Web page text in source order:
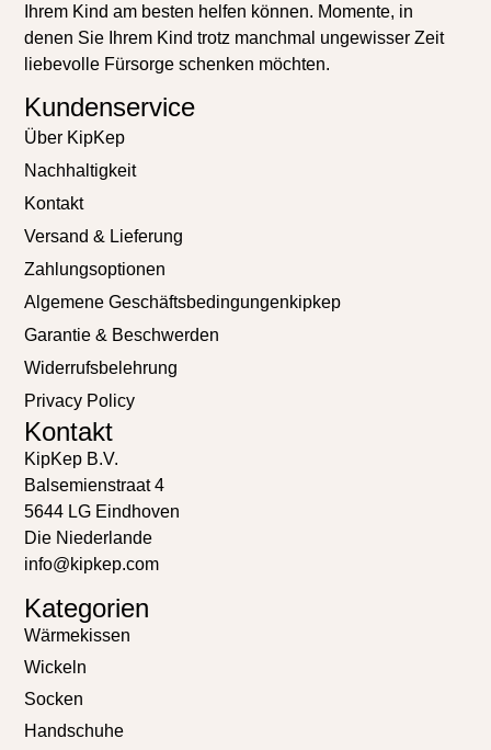
Ihrem Kind am besten helfen können. Momente, in
denen Sie Ihrem Kind trotz manchmal ungewisser Zeit
liebevolle Fürsorge schenken möchten.
Kundenservice
Über KipKep
Nachhaltigkeit
Kontakt
Versand & Lieferung
Zahlungsoptionen
Algemene Geschäftsbedingungenkipkep
Garantie & Beschwerden
Widerrufsbelehrung
Privacy Policy
Kontakt
KipKep B.V.
Balsemienstraat 4
5644 LG Eindhoven
Die Niederlande
info@kipkep.com
Kategorien
Wärmekissen
Wickeln
Socken
Handschuhe